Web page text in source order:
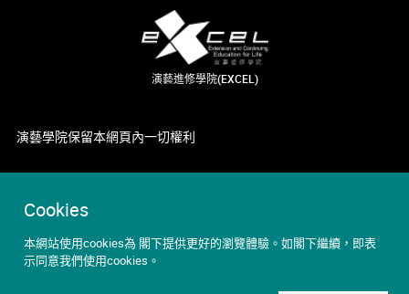
Cookies
本網站使用cookies為 閣下提供更好的瀏覽體驗。如閣下繼續，即表
示同意我們使用cookies。
演藝進修學院(EXCEL)
演藝學院保留本網頁內一切權利